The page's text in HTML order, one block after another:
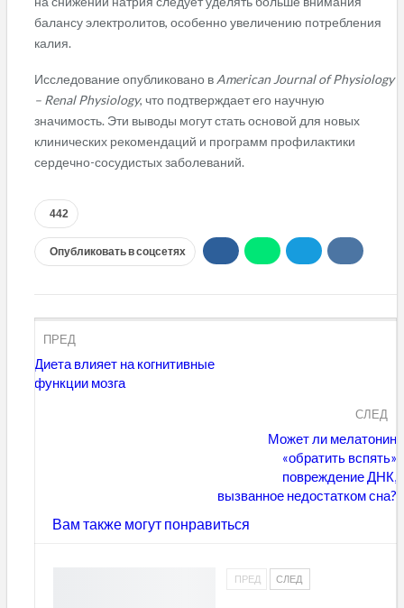
балансу электролитов, особенно увеличению потребления
калия.
Исследование опубликовано в American Journal of Physiology
– Renal Physiology, что подтверждает его научную
значимость. Эти выводы могут стать основой для новых
клинических рекомендаций и программ профилактики
сердечно-сосудистых заболеваний.
442
Опубликовать в соцсетях
ПРЕД
Диета влияет на когнитивные
функции мозга
СЛЕД
Может ли мелатонин
«обратить вспять»
повреждение ДНК,
вызванное недостатком сна?
Вам также могут понравиться
ПРЕД СЛЕД